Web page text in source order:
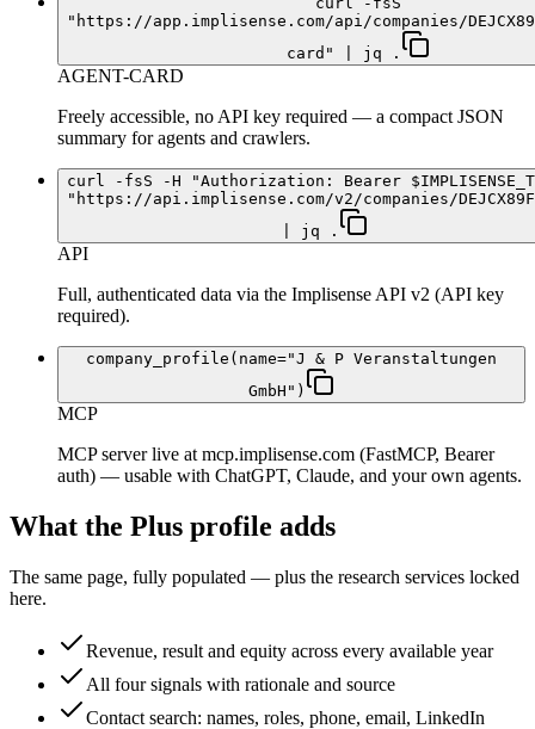
"https://app.implisense.com/api/companies/
card" | jq .
AGENT-CARD
Freely accessible, no API key required — a compact JSON
summary for agents and crawlers.
curl -fsS -H "Authorization: Bearer
"https://api.implisense.com/v2/companies/
| jq .
API
Full, authenticated data via the Implisense API v2 (API key
required).
company_profile(name="J & P Veranstaltungen
GmbH")
MCP
MCP server live at mcp.implisense.com (FastMCP, Bearer
auth) — usable with ChatGPT, Claude, and your own agents.
What the Plus profile adds
The same page, fully populated — plus the research services locked
here.
Revenue, result and equity across every available year
All four signals with rationale and source
Contact search: names, roles, phone, email, LinkedIn